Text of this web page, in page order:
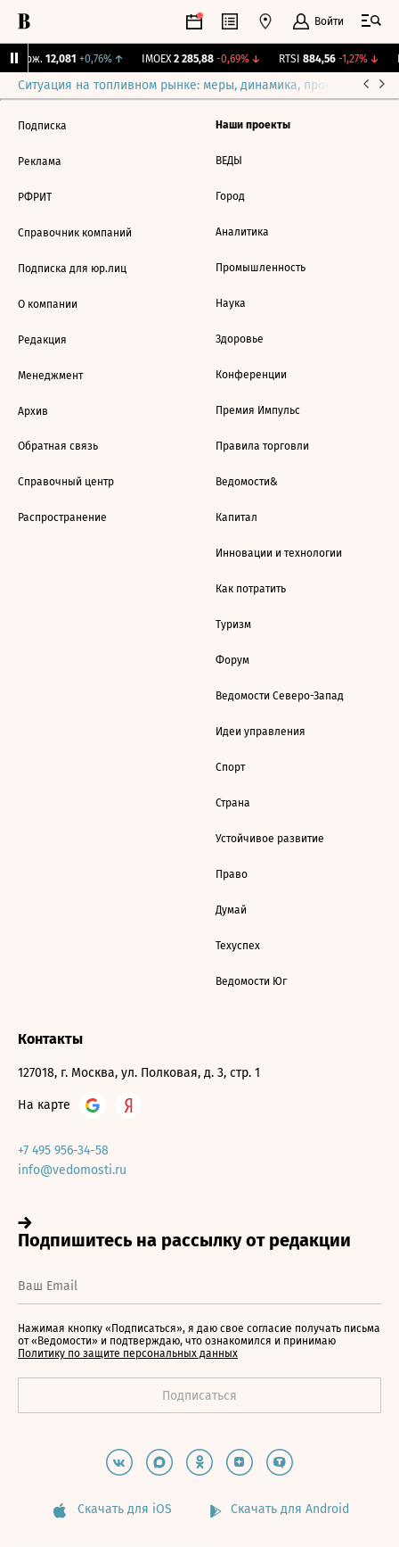
Войти
Бирж. 12,081 +0,76%↑ IMOEX 2 285,88 -0,69%↓ RTSI 884,56 -1,27%↓
Ситуация на топливном рынке: меры, динамика, прогнозы
Подписка
Реклама
РФРИТ
Справочник компаний
Подписка для юр.лиц
О компании
Редакция
Менеджмент
Архив
Обратная связь
Справочный центр
Распространение
Наши проекты
ВЕДЫ
Город
Аналитика
Промышленность
Наука
Здоровье
Конференции
Премия Импульс
Правила торговли
Ведомости&
Капитал
Инновации и технологии
Как потратить
Туризм
Форум
Ведомости Северо-Запад
Идеи управления
Спорт
Страна
Устойчивое развитие
Право
Думай
Техуспех
Ведомости Юг
Контакты
127018, г. Москва, ул. Полковая, д. 3, стр. 1
На карте
+7 495 956-34-58
info@vedomosti.ru
Нажимая кнопку «Подписаться», я даю свое согласие получать письма
от «Ведомости» и подтверждаю, что ознакомился и принимаю
Политику по защите персональных данных
Скачать для iOS Скачать для Android